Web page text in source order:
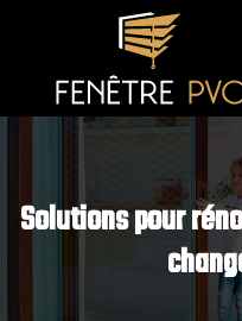
Solutions pour